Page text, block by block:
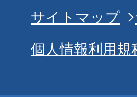
サイトマップ
個人情報利用規